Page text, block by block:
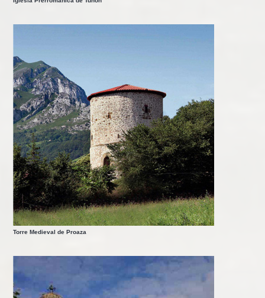
Torre Medieval de Proaza